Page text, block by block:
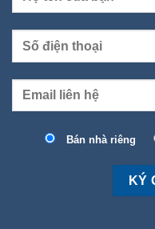
Bán nhà riêng